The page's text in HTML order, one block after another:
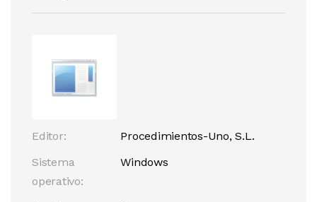
Editor:
Procedimientos-Uno, S.L.
Sistema
operativo:
Windows